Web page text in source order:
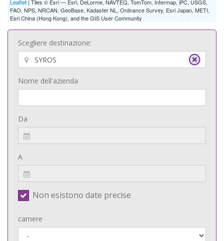
Leaflet | Tiles © Esri — Esri, DeLorme, NAVTEQ, TomTom, Intermap, iPC, USGS,
FAO, NPS, NRCAN, GeoBase, Kadaster NL, Ordnance Survey, Esri Japan, METI,
Esri China (Hong Kong), and the GIS User Community
Scegliere destinazione:
Nome dell'azienda
Da
A
Non esistono date precise
camere